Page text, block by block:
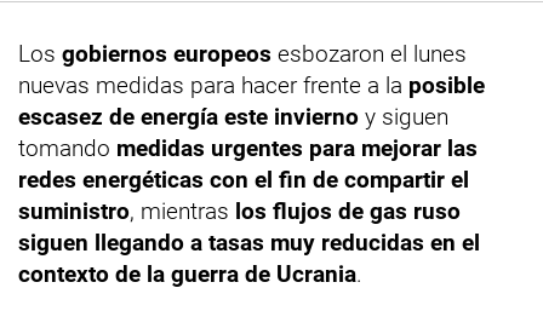
Los gobiernos europeos esbozaron el lunes
nuevas medidas para hacer frente a la posible
escasez de energía este invierno y siguen
tomando medidas urgentes para mejorar las
redes energéticas con el fin de compartir el
suministro, mientras los flujos de gas ruso
siguen llegando a tasas muy reducidas en el
contexto de la guerra de Ucrania.